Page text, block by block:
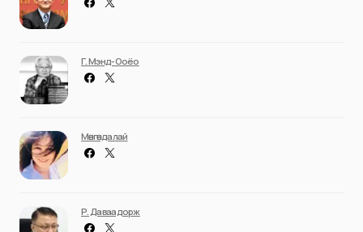
Г. Мэнд-Ооёо
Мөнгөндалай
Р. Даваадорж